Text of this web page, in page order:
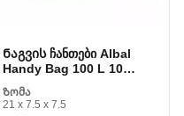
Ნაგვის ჩანთები Albal
Handy Bag 100 L 10
ცალი
Ზომა
21 x 7.5 x 7.5